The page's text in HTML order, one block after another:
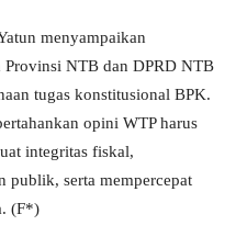
menyampaikan
Provinsi NTB dan DPRD NTB
tugas konstitusional BPK.
opini WTP harus
integritas fiskal,
publik, serta mempercepat
(F*)